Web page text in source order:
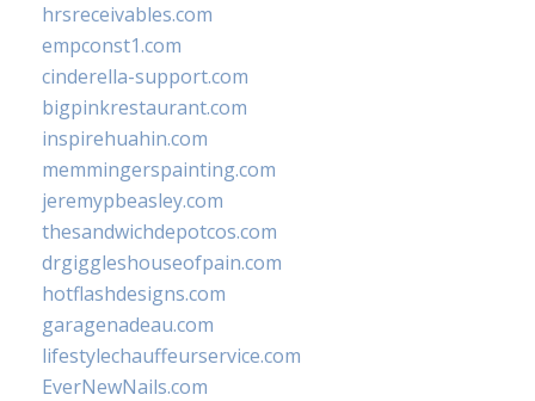
hrsreceivables.com
empconst1.com
cinderella-support.com
bigpinkrestaurant.com
inspirehuahin.com
memmingerspainting.com
jeremypbeasley.com
thesandwichdepotcos.com
drgiggleshouseofpain.com
hotflashdesigns.com
garagenadeau.com
lifestylechauffeurservice.com
EverNewNails.com